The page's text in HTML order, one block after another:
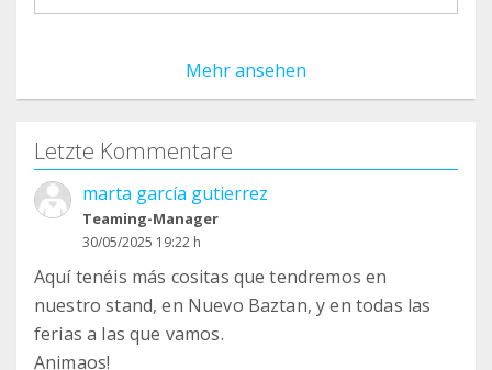
Mehr ansehen
Letzte Kommentare
marta garcía gutierrez
Teaming-Manager
30/05/2025 19:22 h
Aquí tenéis más cositas que tendremos en
nuestro stand, en Nuevo Baztan, y en todas las
ferias a las que vamos.
Animaos!